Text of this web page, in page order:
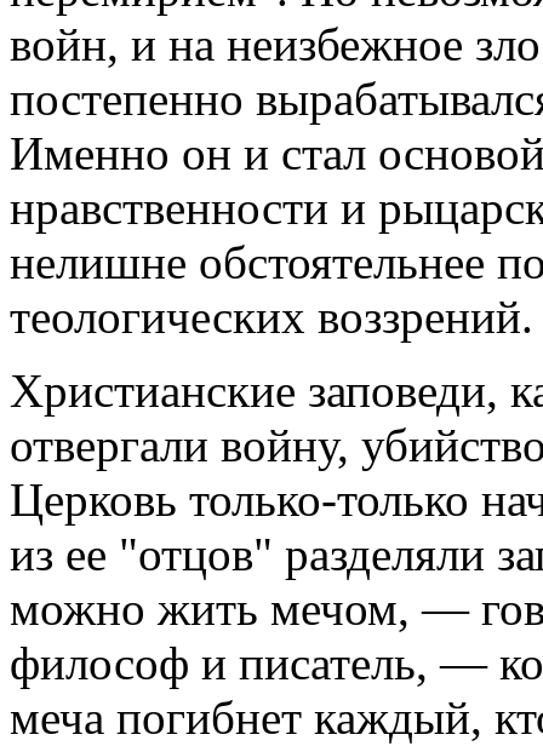
войн, и на неизбежное
постепенно
Именно он и стал
нравственности и
нелишне обстоятельнее
теологических воззрений.
Христианские заповеди,
отвергали войну,
Церковь только-только
из ее "отцов" разделяли
можно жить мечом, —
философ и писатель, —
меча погибнет каждый,